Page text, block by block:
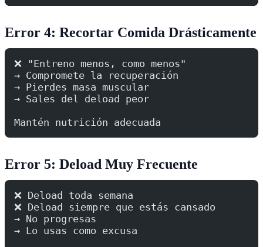
Error 4: Recortar Comida Drásticamente
❌ "Entreno menos, como menos"
→ Compromete la recuperación
→ Pierdes masa muscular
→ Sales del deload peor
Mantén nutrición adecuada
Error 5: Deload Muy Frecuente
❌ Deload toda semana
❌ Deload siempre que estás cansado
→ No progresas
→ Lo usas como excusa